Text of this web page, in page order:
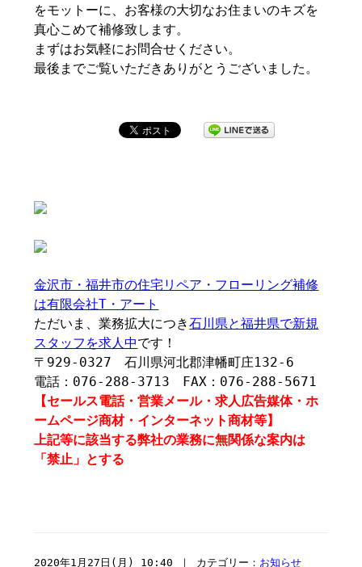
をモットーに、お客様の大切なお住まいのキズを
真心こめて補修致します。
まずはお気軽にお問合せください。
最後までご覧いただきありがとうございました。
金沢市・福井市の住宅リペア・フローリング補修
は有限会社T・アート
ただいま、業務拡大につき石川県と福井県で新規
スタッフを求人中です！
〒929-0327 石川県河北郡津幡町庄132-6
電話：076-288-3713 FAX：076-288-5671
【セールス電話・営業メール・求人広告媒体・ホ
ームページ商材・インターネット商材等】
上記等に該当する弊社の業務に無関係な案内は
「禁止」とする
2020年1月27日(月) 10:40 ｜ カテゴリー： お知らせ